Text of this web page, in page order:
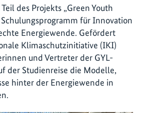
des Projekts „Green Youth
Schulungsprogramm für Innovation
Energiewende. Gefördert
Klimaschutzinitiative (IKI)
und Vertreter der GYL-
der Studienreise die Modelle,
hinter der Energiewende in